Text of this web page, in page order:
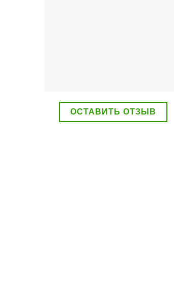
ОСТАВИТЬ ОТЗЫВ